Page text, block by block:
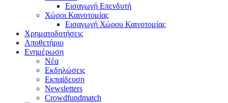
Εισαγωγή Επενδυτή
Χώροι Καινοτομίας
Εισαγωγή Χώρου Καινοτομίας
Χρηματοδοτήσεις
Αποθετήριο
Ενημέρωση
Νέα
Εκδηλώσεις
Εκπαίδευση
Newsletters
Crowdfundmatch